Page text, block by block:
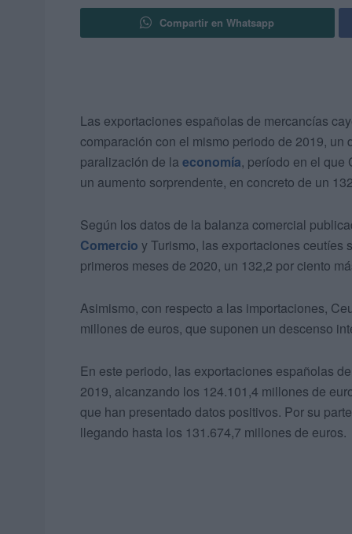
Compartir en Whatsapp
Las exportaciones españolas de mercancías
comparación con el mismo periodo de 2019, un
paralización de la economía, período en el que
un aumento sorprendente, en concreto de un
Según los datos de la balanza comercial
Comercio y Turismo, las exportaciones ceutíes
primeros meses de 2020, un 132,2 por ciento
Asimismo, con respecto a las importaciones,
millones de euros, que suponen un descenso
En este periodo, las exportaciones españolas
2019, alcanzando los 124.101,4 millones de
que han presentado datos positivos. Por su
llegando hasta los 131.674,7 millones de euros.